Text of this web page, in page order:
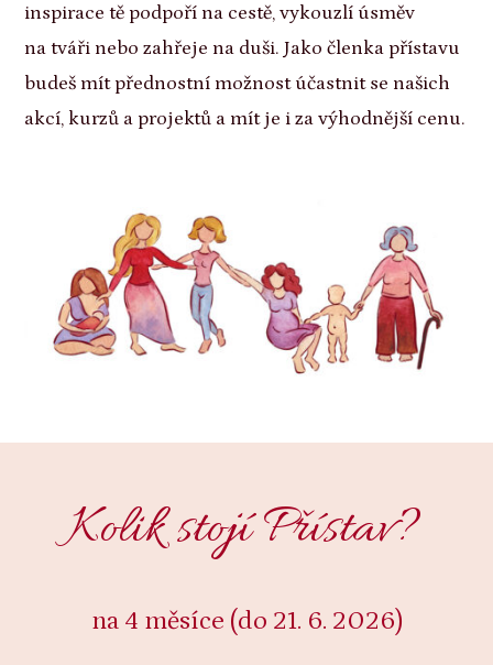
inspirace tě podpoří na cestě, vykouzlí úsměv
na tváři nebo zahřeje na duši. Jako členka přístavu
budeš mít přednostní možnost účastnit se našich
akcí, kurzů a projektů a mít je i za výhodnější cenu.
Kolik stojí Přístav?
na 4 měsíce (do 21. 6. 2026)